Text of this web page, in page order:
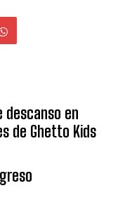
descanso en
de Ghetto Kids